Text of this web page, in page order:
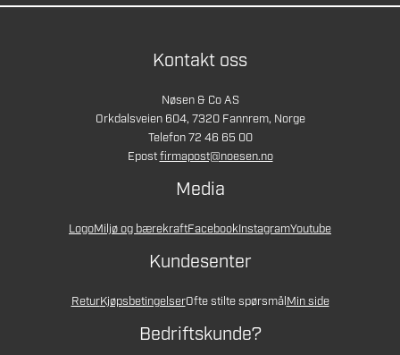
Kontakt oss
Nøsen & Co AS
Orkdalsveien 604, 7320 Fannrem, Norge
Telefon 72 46 65 00
Epostfirmapost@noesen.no
Media
LogoMiljø og bærekraftFacebookInstagramYoutube
Kundesenter
ReturKjøpsbetingelserOfte stilte spørsmålMin side
Bedriftskunde?